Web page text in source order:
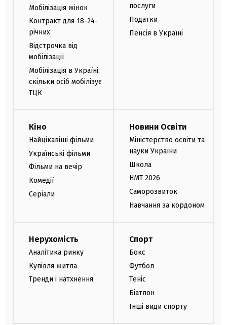
Мобілізація жінок
Контракт для 18-24-
річних
Відстрочка від
мобілізації
Мобілізація в Україні:
скільки осіб мобілізує
ТЦК
послуги
Податки
Пенсія в Україні
Кіно
Найцікавіші фільми
Українські фільми
Фільми на вечір
Комедії
Серіали
Новини Освіти
Міністерство освіти та
науки України
Школа
НМТ 2026
Саморозвиток
Навчання за кордоном
Нерухомість
Аналітика ринку
Купівля житла
Тренди і натхнення
Спорт
Бокс
Футбол
Теніс
Біатлон
Інші види спорту